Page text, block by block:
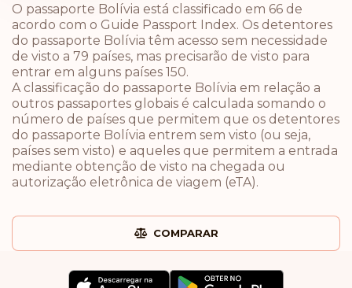
O passaporte Bolívia está classificado em 66 de
acordo com o Guide Passport Index. Os detentores
do passaporte Bolívia têm acesso sem necessidade
de visto a 79 países, mas precisarão de visto para
entrar em alguns países 150.
A classificação do passaporte Bolívia em relação a
outros passaportes globais é calculada somando o
número de países que permitem que os detentores
do passaporte Bolívia entrem sem visto (ou seja,
países sem visto) e aqueles que permitem a entrada
mediante obtenção de visto na chegada ou
autorização eletrônica de viagem (eTA).
COMPARAR